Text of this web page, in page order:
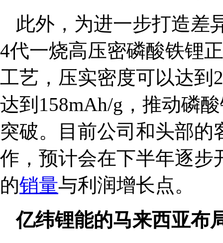
此外，为进一步打造差
4代一烧高压密磷酸铁锂
工艺，压实密度可以达到
达到158mAh/g，推动磷
突破。目前公司和头部
作，预计会在下半年逐步
的销量与利润增长点。
亿纬锂能的马来西亚布